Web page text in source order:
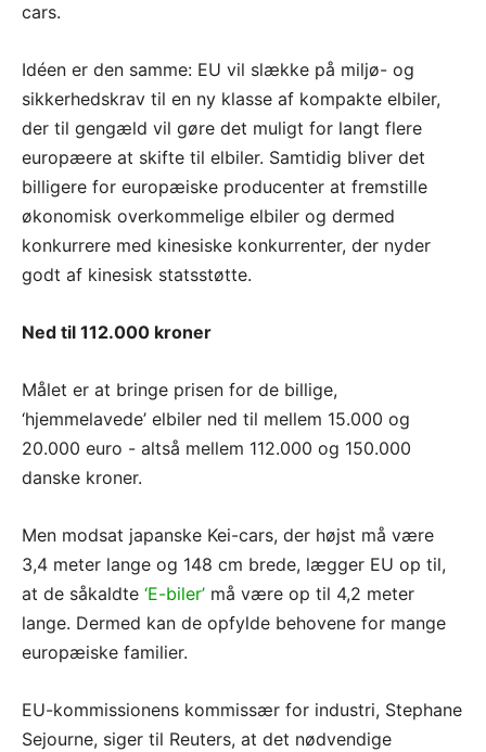
cars.
Idéen er den samme: EU vil slække på miljø- og
sikkerhedskrav til en ny klasse af kompakte elbiler,
der til gengæld vil gøre det muligt for langt flere
europæere at skifte til elbiler. Samtidig bliver det
billigere for europæiske producenter at fremstille
økonomisk overkommelige elbiler og dermed
konkurrere med kinesiske konkurrenter, der nyder
godt af kinesisk statsstøtte.
Ned til 112.000 kroner
Målet er at bringe prisen for de billige,
‘hjemmelavede’ elbiler ned til mellem 15.000 og
20.000 euro - altså mellem 112.000 og 150.000
danske kroner.
Men modsat japanske Kei-cars, der højst må være
3,4 meter lange og 148 cm brede, lægger EU op til,
at de såkaldte ‘E-biler’ må være op til 4,2 meter
lange. Dermed kan de opfylde behovene for mange
europæiske familier.
EU-kommissionens kommissær for industri, Stephane
Sejourne, siger til Reuters, at det nødvendige